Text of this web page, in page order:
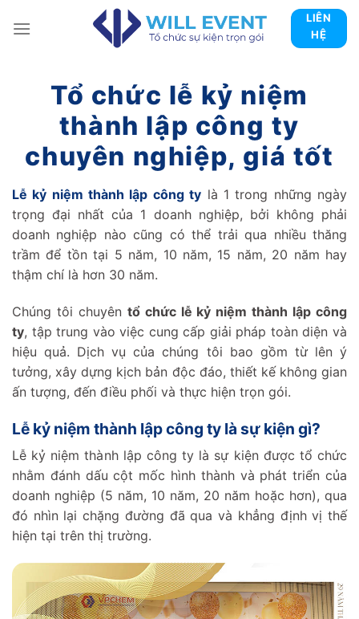
LIÊN
HỆ
Tổ chức lễ kỷ niệm
thành lập công ty
chuyên nghiệp, giá tốt
Lễ kỷ niệm thành lập công ty là 1 trong những ngày
trọng đại nhất của 1 doanh nghiệp, bởi không phải
doanh nghiệp nào cũng có thể trải qua nhiều thăng
trầm để tồn tại 5 năm, 10 năm, 15 năm, 20 năm hay
thậm chí là hơn 30 năm.
Chúng tôi chuyên tổ chức lễ kỷ niệm thành lập công
ty, tập trung vào việc cung cấp giải pháp toàn diện và
hiệu quả. Dịch vụ của chúng tôi bao gồm từ lên ý
tưởng, xây dựng kịch bản độc đáo, thiết kế không gian
ấn tượng, đến điều phối và thực hiện trọn gói.
Lễ kỷ niệm thành lập công ty là sự kiện gì?
Lễ kỷ niệm thành lập công ty là sự kiện được tổ chức
nhằm đánh dấu cột mốc hình thành và phát triển của
doanh nghiệp (5 năm, 10 năm, 20 năm hoặc hơn), qua
đó nhìn lại chặng đường đã qua và khẳng định vị thế
hiện tại trên thị trường.